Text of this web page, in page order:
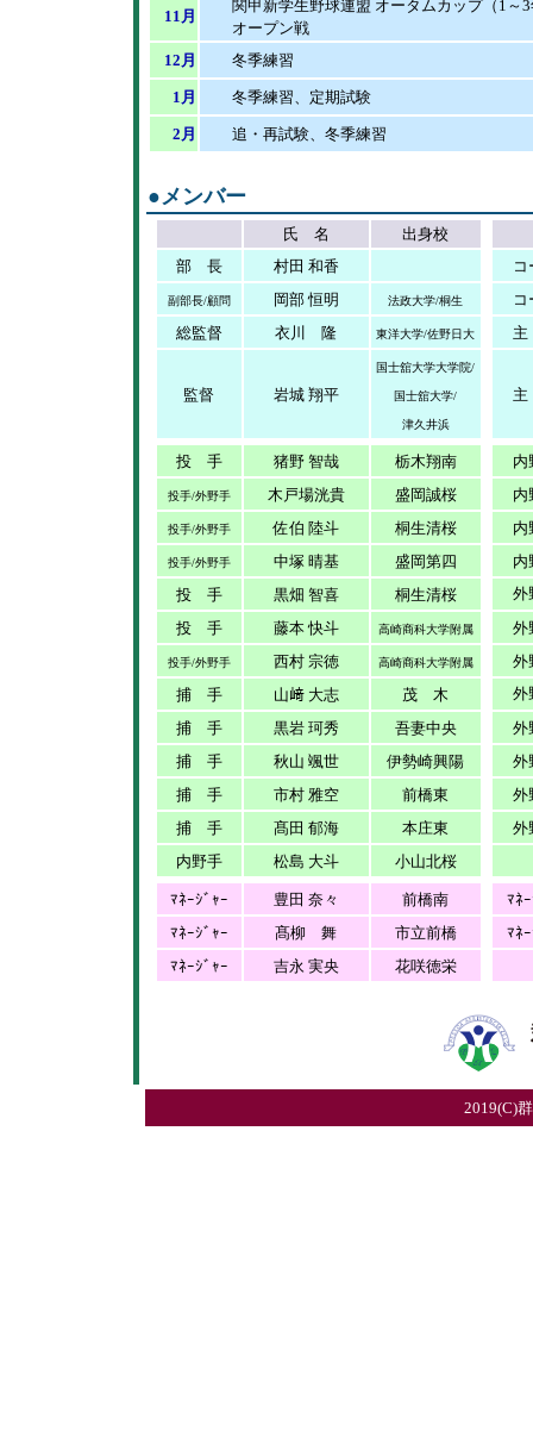
11月
関甲新学生野球連盟 オータムカップ（1～3
オープン戦
12月
冬季練習
1月 冬季練習、定期試験
2月 追・再試験、冬季練習
●メンバー
氏 名
出身校
部 長
村田 和香 コ
副部長/顧問 岡部 恒明 法政大学/桐生
コ
総監督
衣川 隆 東洋大学/佐野日大
監督 岩城 翔平
国士舘大学大学院/
国士舘大学/
津久井浜
投 手 猪野 智哉 栃木翔南 内
投手/外野手 木戸場洸貴 盛岡誠桜 内
投手/外野手 佐伯 陸斗 桐生清桜 内
投手/外野手 中塚 晴基 盛岡第四
内
投 手
黒畑 智喜 桐生清桜
外
投 手
藤本 快斗 高崎商科大学附属 外
投手/外野手 西村 宗徳 高崎商科大学附属
外
捕 手
山﨑 大志 茂 木
外
捕 手
黒岩 珂秀 吾妻中央
外
捕 手
秋山 颯世 伊勢崎興陽
外
捕 手
市村 雅空 前橋東
外
捕 手
髙田 郁海 本庄東
外
内野手
松島 大斗 小山北桜
ﾏﾈｰｼﾞｬｰ 豊田 奈々 前橋南
ﾏﾈ
ﾏﾈｰｼﾞｬｰ
髙柳 舞 市立前橋
ﾏﾈ
ﾏﾈｰｼﾞｬｰ
吉永 実央 花咲徳栄
2019(C)